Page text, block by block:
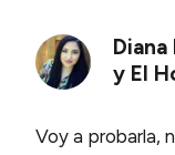
y El
Voy a probarla,